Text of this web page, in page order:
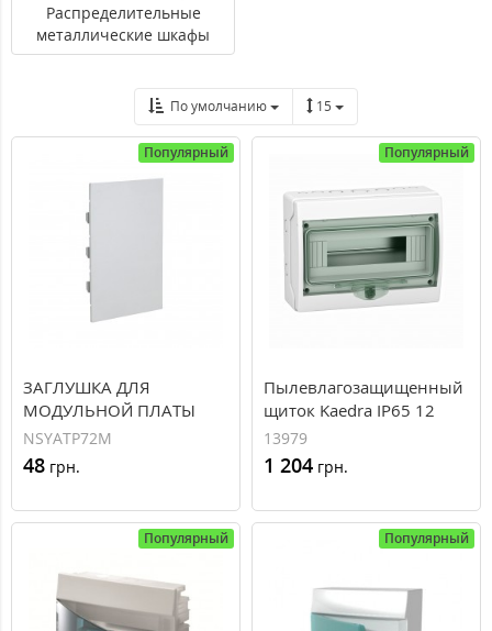
Распределительные
металлические шкафы
По умолчанию 15
Популярный
ЗАГЛУШКА ДЛЯ
МОДУЛЬНОЙ ПЛАТЫ
NSYATP72M
48 грн.
Популярный
Пылевлагозащищенный
щиток Kaedra IP65 12
мод (13979)
13979
1 204 грн.
Популярный Популярный